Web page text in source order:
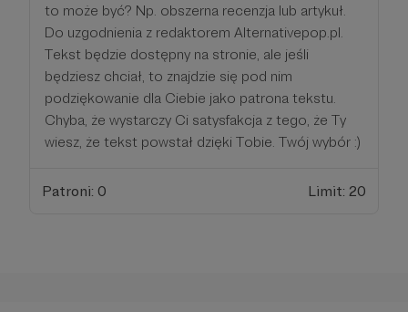
to może być? Np. obszerna recenzja lub artykuł.
Do uzgodnienia z redaktorem Alternativepop.pl.
Tekst będzie dostępny na stronie, ale jeśli
będziesz chciał, to znajdzie się pod nim
podziękowanie dla Ciebie jako patrona tekstu.
Chyba, że wystarczy Ci satysfakcja z tego, że Ty
wiesz, że tekst powstał dzięki Tobie. Twój wybór :)
Patroni: 0 Limit: 20